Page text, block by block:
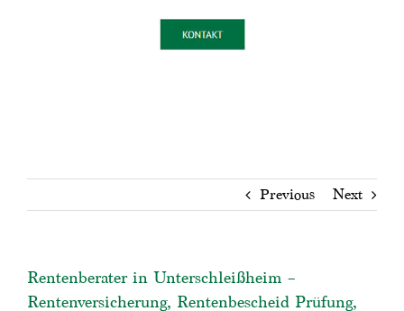
Previous Next
Rentenberater in Unterschleißheim –
Rentenversicherung, Rentenbescheid Prüfung,